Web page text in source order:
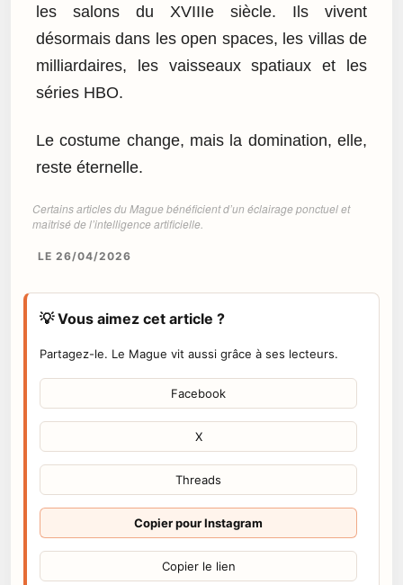
les salons du XVIIIe siècle. Ils vivent
désormais dans les open spaces, les villas de
milliardaires, les vaisseaux spatiaux et les
séries HBO.
Le costume change, mais la domination, elle,
reste éternelle.
Certains articles du Mague bénéficient d’un éclairage ponctuel et
maîtrisé de l’intelligence artificielle.
LE 26/04/2026
💡 Vous aimez cet article ?
Partagez-le. Le Mague vit aussi grâce à ses lecteurs.
Facebook
X
Threads
Copier pour Instagram
Copier le lien